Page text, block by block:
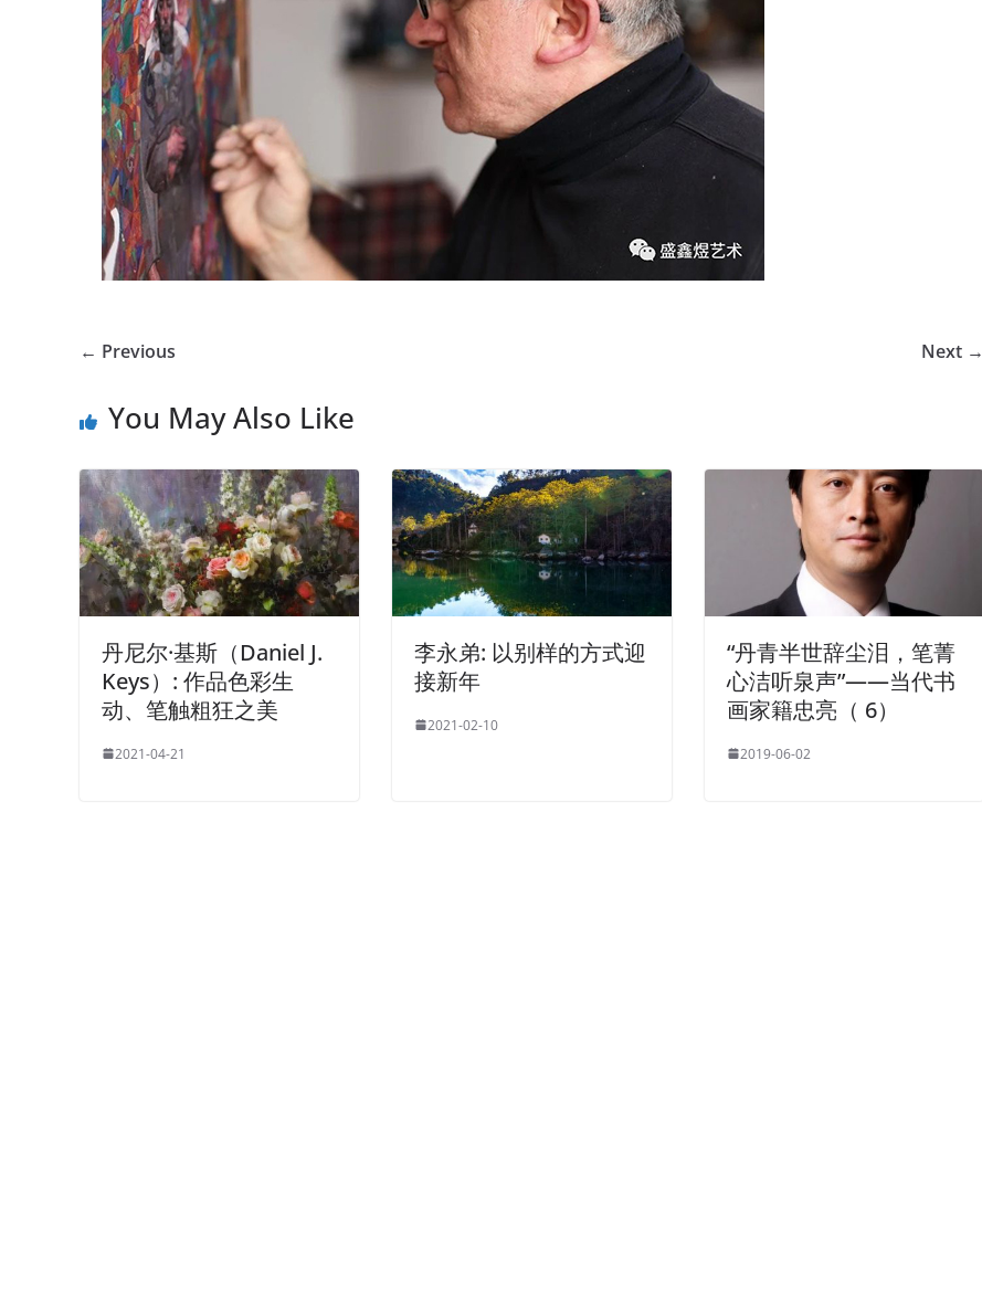
← Previous Next →
You May Also Like
丹尼尔·基斯（Daniel J.
Keys）: 作品色彩生
动、笔触粗狂之美
2021-04-21
李永弟: 以别样的方式迎
接新年
2021-02-10
“丹青半世辞尘泪，笔菁
心洁听泉声”——当代书
画家籍忠亮（ 6）
2019-06-02